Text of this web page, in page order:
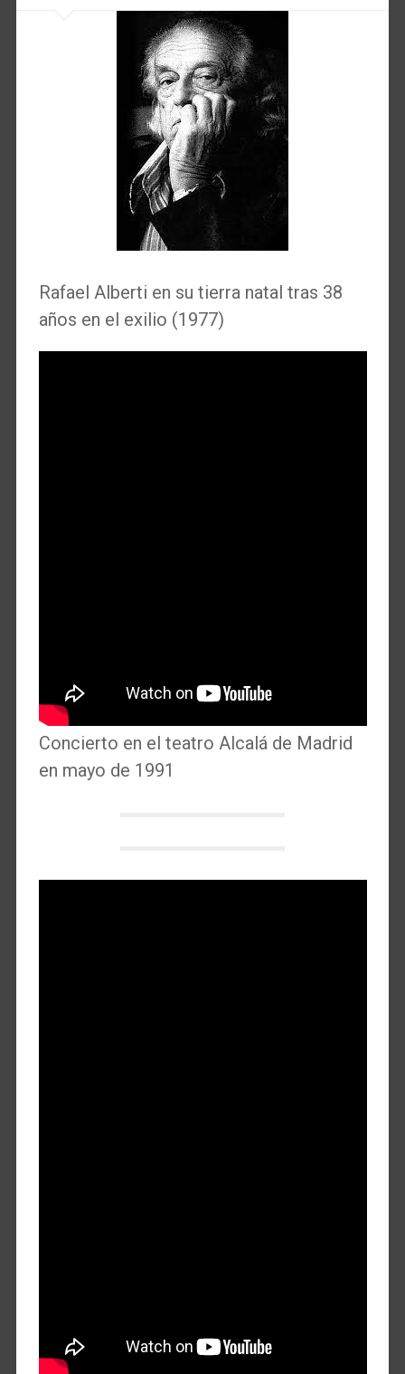
Rafael Alberti en su tierra natal tras 38
años en el exilio (1977)
Concierto en el teatro Alcalá de Madrid
en mayo de 1991